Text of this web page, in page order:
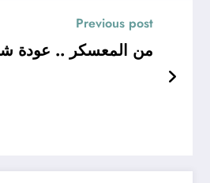
Previous post
من المعسكر .. عودة